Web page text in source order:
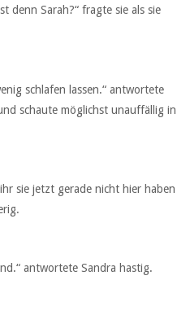
denn Sarah?“ fragte sie als sie
schlafen lassen.“ antwortete
schaute möglichst unauffällig in
sie jetzt gerade nicht hier haben
antwortete Sandra hastig.